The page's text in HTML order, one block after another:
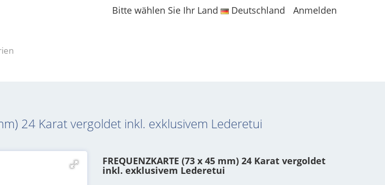
Bitte wählen Sie Ihr Land Deutschland Anmelden
24 Karat vergoldet inkl. exklusivem Lederetui
FREQUENZKARTE (73 x 45 mm) 24 Karat vergoldet
inkl. exklusivem Lederetui